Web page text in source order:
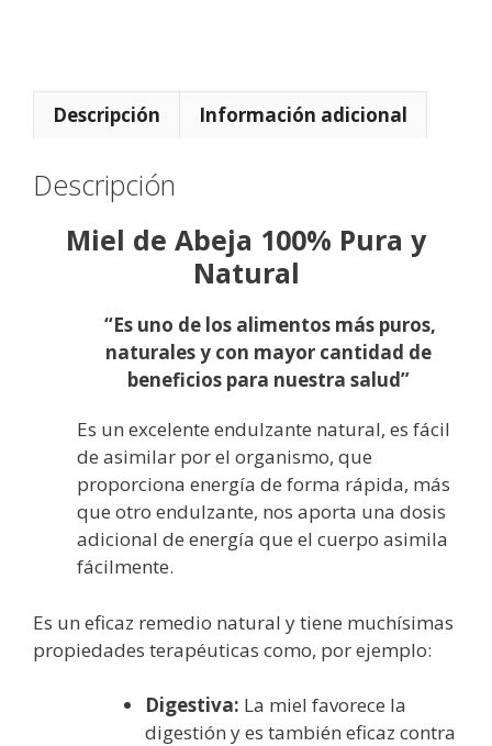
Descripción Información adicional
Descripción
Miel de Abeja 100% Pura y
Natural
“Es uno de los alimentos más puros,
naturales y con mayor cantidad de
beneficios para nuestra salud”
Es un excelente endulzante natural, es fácil
de asimilar por el organismo, que
proporciona energía de forma rápida, más
que otro endulzante, nos aporta una dosis
adicional de energía que el cuerpo asimila
fácilmente.
Es un eficaz remedio natural y tiene muchísimas
propiedades terapéuticas como, por ejemplo:
Digestiva: La miel favorece la
digestión y es también eficaz contra